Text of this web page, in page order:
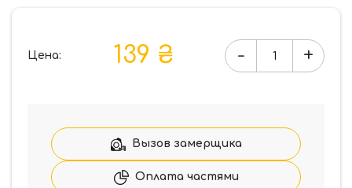
Цена: 139 ₴
Количество
цилиндрическая
PZ
нержавеющая
сталь
- +
Вызов замерщика
Оплата частями